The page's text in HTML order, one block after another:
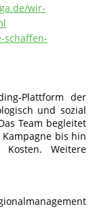
wir-
schaffen-
Plattform der
und sozial
Team begleitet
bis hin
Weitere